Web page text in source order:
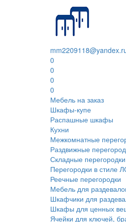
0
0
0
0
Мебель на заказ
Шкафы-купе
Распашные шкафы
Кухни
Межкомнатные
Раздвижные
Складные перегородки
Перегородки в стиле
Реечные перегородки
Мебель для
Шкафчики для
Шкафы для ценных
Ячейки для ключей,